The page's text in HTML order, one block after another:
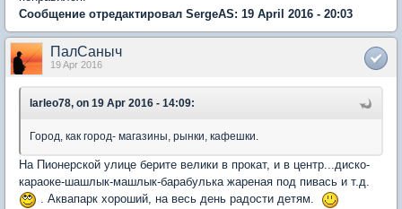
Сообщение отредактировал SergeAS: 19 April 2016 - 20:03
ПалСаныч
19 Apr 2016
larleo78, on 19 Apr 2016 - 14:09:
Город, как город- магазины, рынки, кафешки.
На Пионерской улице берите велики в прокат, и в центр...диско-
караоке-шашлык-машлык-барабулька жареная под пивась и т.д.
. Аквапарк хороший, на весь день радости детям.